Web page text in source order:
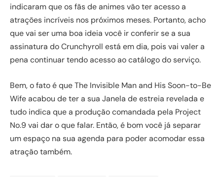
indicaram que os fãs de animes vão ter acesso a
atrações incríveis nos próximos meses. Portanto, acho
que vai ser uma boa ideia você ir conferir se a sua
assinatura do Crunchyroll está em dia, pois vai valer a
pena continuar tendo acesso ao catálogo do serviço.
Bem, o fato é que The Invisible Man and His Soon-to-Be
Wife acabou de ter a sua Janela de estreia revelada e
tudo indica que a produção comandada pela Project
No.9 vai dar o que falar. Então, é bom você já separar
um espaço na sua agenda para poder acomodar essa
atração também.